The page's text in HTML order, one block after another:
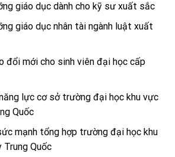
giáo dục dành cho kỹ sư xuất sắc
giáo dục nhân tài ngành luật xuất
đổi mới cho sinh viên đại học cấp
lực cơ sở trường đại học khu vực
Quốc
mạnh tổng hợp trường đại học khu
Trung Quốc